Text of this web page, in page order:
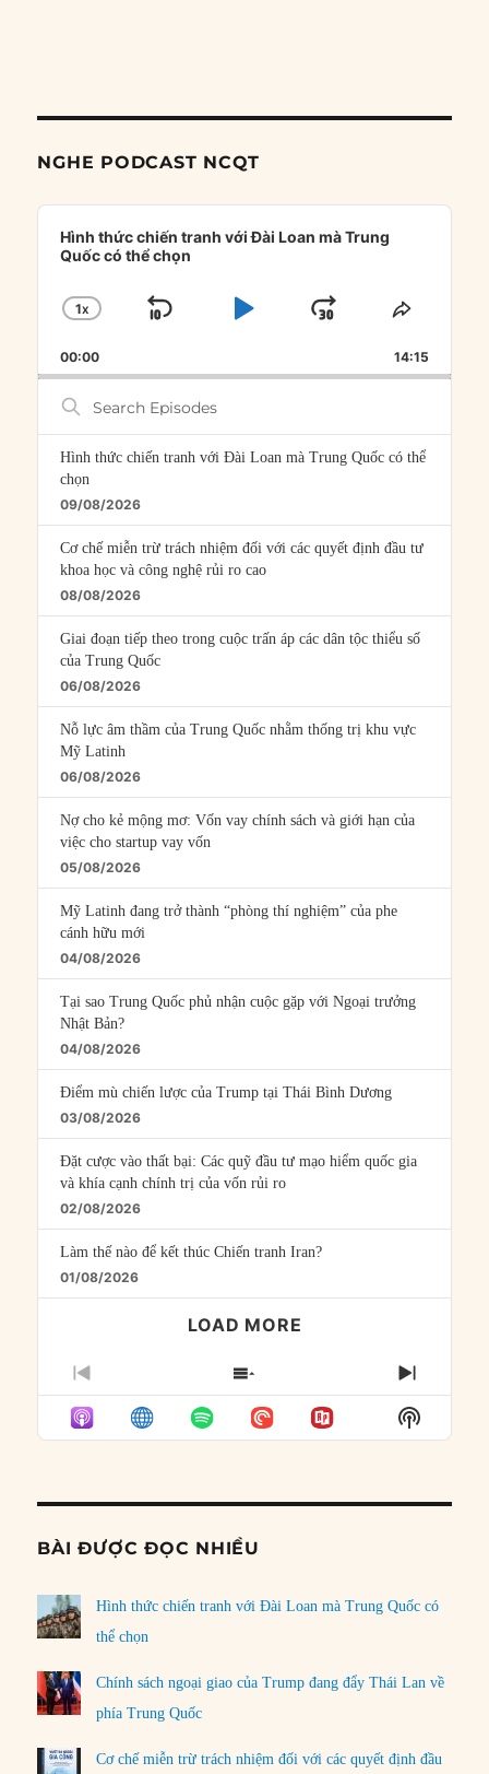
NGHE PODCAST NCQT
Audio
Player
Hình thức chiến tranh với Đài Loan mà Trung
Quốc có thể chọn
CHANGE
RATE
1X
SKIP
PLAYJUMP
FORWARD
SHARE
00:00 14:15
Search
Episodes
Hình thức chiến tranh với Đài Loan mà Trung Quốc có thể
chọn
09/08/2026
Cơ chế miễn trừ trách nhiệm đối với các quyết định đầu tư
khoa học và công nghệ rủi ro cao
08/08/2026
Giai đoạn tiếp theo trong cuộc trấn áp các dân tộc thiểu số
của Trung Quốc
06/08/2026
Nỗ lực âm thầm của Trung Quốc nhằm thống trị khu vực
Mỹ Latinh
06/08/2026
Nợ cho kẻ mộng mơ: Vốn vay chính sách và giới hạn của
việc cho startup vay vốn
05/08/2026
Mỹ Latinh đang trở thành “phòng thí nghiệm” của phe
cánh hữu mới
04/08/2026
Tại sao Trung Quốc phủ nhận cuộc gặp với Ngoại trưởng
Nhật Bản?
04/08/2026
Điểm mù chiến lược của Trump tại Thái Bình Dương
03/08/2026
Đặt cược vào thất bại: Các quỹ đầu tư mạo hiểm quốc gia
và khía cạnh chính trị của vốn rủi ro
02/08/2026
Làm thế nào để kết thúc Chiến tranh Iran?
01/08/2026
LOAD MORE
PREVIOUS
EPISODE
SHOW
EPISODES
LIST
NEXT
Show
Podcast
BÀI ĐƯỢC ĐỌC NHIỀU
Hình thức chiến tranh với Đài Loan mà Trung Quốc có
thể chọn
Chính sách ngoại giao của Trump đang đẩy Thái Lan về
phía Trung Quốc
Cơ chế miễn trừ trách nhiệm đối với các quyết định đầu